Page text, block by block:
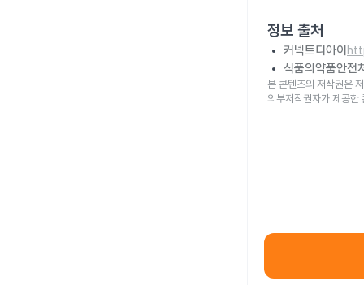
정보 출처
커넥트디아이
식품의약품안전
본 콘텐츠의 저작권은
외부저작권자가 제공한